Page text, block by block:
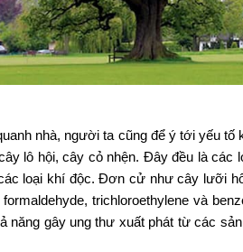
nhà, người ta cũng để ý tới yếu
lô hội, cây cỏ nhện. Đây đều là các
loại khí độc. Đơn cử như cây lưỡi
trichloroethylene và
năng gây ung thư xuất phát từ các